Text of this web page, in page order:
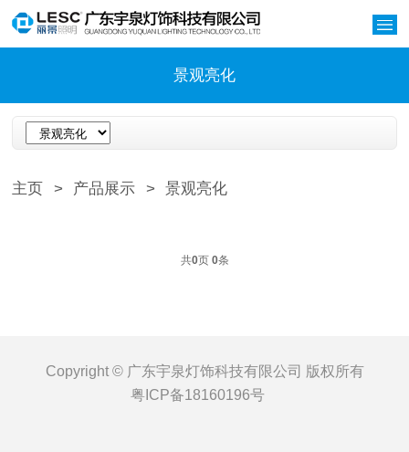
景观亮化
主页 > 产品展示 > 景观亮化
共0页 0条
Copyright © 广东宇泉灯饰科技有限公司 版权所有
粤ICP备18160196号